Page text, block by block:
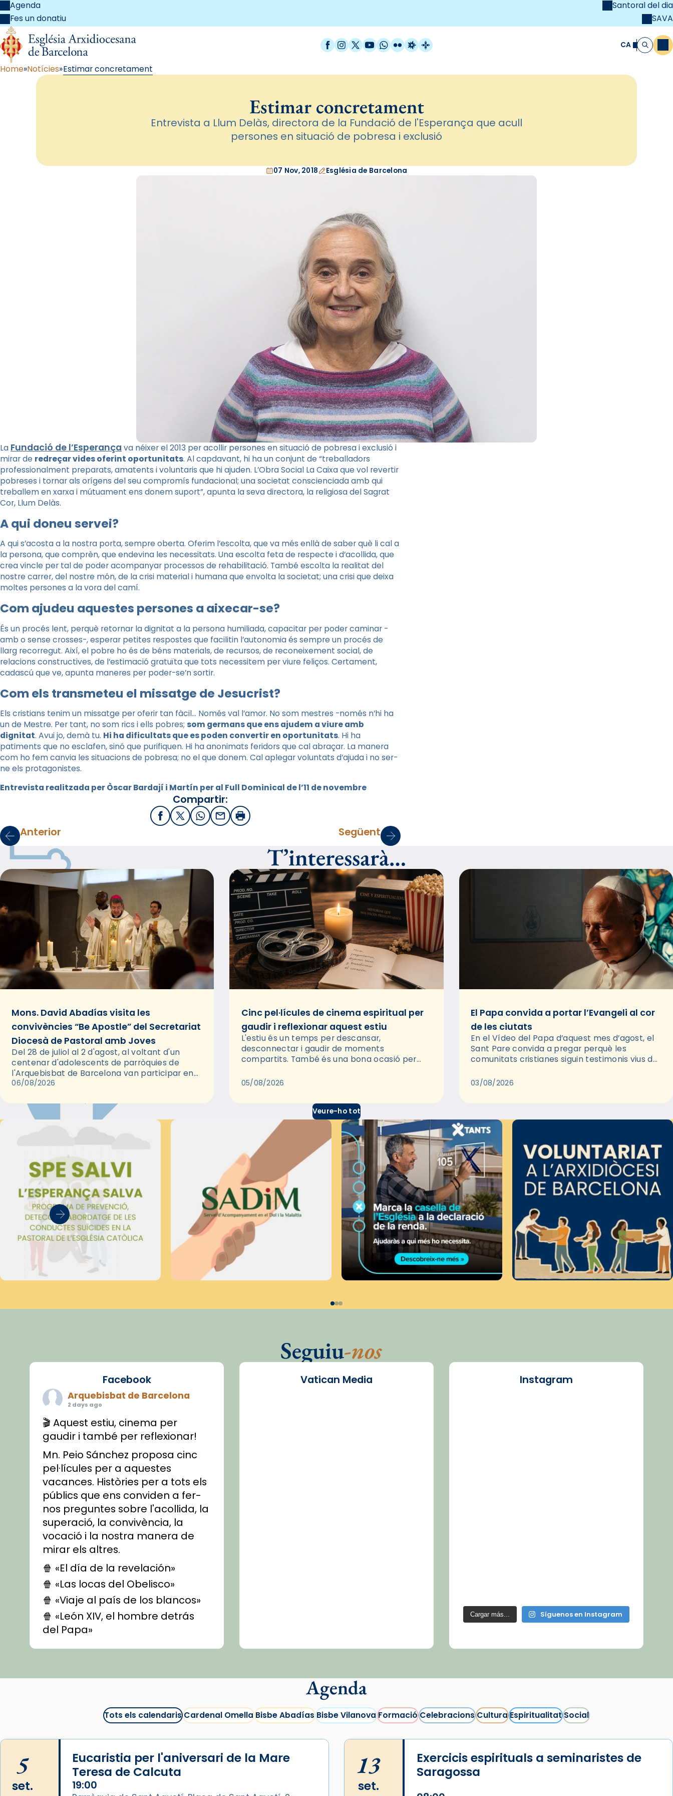
Agenda
Fes un donatiu
Santoral del dia
SAVA
Facebook
Instagram
X / Twitter
YouTube
WhatsApp
FlickrRadio Estel
Catalunya Cristiana CA Cerca
Home Notícies Estimar concretament
Estimar concretament
Entrevista a Llum Delàs, directora de la Fundació de l'Esperança que acull
persones en situació de pobresa i exclusió
07 Nov, 2018 Església de Barcelona
La Fundació de l’Esperança va néixer el 2013 per acollir persones en situació de pobresa i exclusió i
mirar de redreçar vides oferint oportunitats. Al capdavant, hi ha un conjunt de “treballadors
professionalment preparats, amatents i voluntaris que hi ajuden. L’Obra Social La Caixa que vol revertir
pobreses i tornar als orígens del seu compromís fundacional; una societat conscienciada amb qui
treballem en xarxa i mútuament ens donem suport”, apunta la seva directora, la religiosa del Sagrat
Cor, Llum Delàs.
A qui doneu servei?
A qui s’acosta a la nostra porta, sempre oberta. Oferim l’escolta, que va més enllà de saber què li cal a
la persona, que comprèn, que endevina les necessitats. Una escolta feta de respecte i d’acollida, que
crea vincle per tal de poder acompanyar processos de rehabilitació. També escolta la realitat del
nostre carrer, del nostre món, de la crisi material i humana que envolta la societat; una crisi que deixa
moltes persones a la vora del camí.
Com ajudeu aquestes persones a aixecar-se?
És un procés lent, perquè retornar la dignitat a la persona humiliada, capacitar per poder caminar -
amb o sense crosses-, esperar petites respostes que facilitin l’autonomia és sempre un procés de
llarg recorregut. Així, el pobre ho és de béns materials, de recursos, de reconeixement social, de
relacions constructives, de l’estimació gratuïta que tots necessitem per viure feliços. Certament,
cadascú que ve, apunta maneres per poder-se’n sortir.
Com els transmeteu el missatge de Jesucrist?
Els cristians tenim un missatge per oferir tan fàcil… Només val l’amor. No som mestres -només n’hi ha
un de Mestre. Per tant, no som rics i ells pobres; som germans que ens ajudem a viure amb
dignitat. Avui jo, demà tu. Hi ha dificultats que es poden convertir en oportunitats. Hi ha
patiments que no esclafen, sinó que purifiquen. Hi ha anonimats feridors que cal abraçar. La manera
com ho fem canvia les situacions de pobresa; no el que donem. Cal aplegar voluntats d’ajuda i no ser-
ne els protagonistes.
Entrevista realitzada per Òscar Bardají i Martín per al Full Dominical de l’11 de novembre
Compartir:
FacebookX / Twitter
WhatsApp
EmailImprimir
Anterior Següent
T’interessarà…
Mons. David Abadías visita les
convivències “Be Apostle” del Secretariat
Diocesà de Pastoral amb Joves
Del 28 de juliol al 2 d'agost, al voltant d'un
centenar d'adolescents de parròquies de
l'Arquebisbat de Barcelona van participar en
les convivències Be Apostle, organitzades pel
06/08/2026
Cinc pel·lícules de cinema espiritual per
gaudir i reflexionar aquest estiu
L'estiu és un temps per descansar,
desconnectar i gaudir de moments
compartits. També és una bona ocasió per
través del cinema, reflexionar sobre les…
05/08/2026
El Papa convida a portar l’Evangeli al cor
de les ciutats
En el Vídeo del Papa d’aquest mes d’agost, el
Sant Pare convida a pregar perquè les
comunitats cristianes siguin testimonis vius de
pregària, el…
03/08/2026
Veure-ho tot
Seguiu-nos
Facebook
Arquebisbat de Barcelona
2 days ago
🎬 Aquest estiu, cinema per
gaudir i també per reflexionar!
Mn. Peio Sánchez proposa cinc
pel·lícules per a aquestes
vacances. Històries per a tots els
públics que ens conviden a fer-
nos preguntes sobre l'acollida, la
superació, la convivència, la
vocació i la nostra manera de
mirar els altres.
🍿 «El día de la revelación»
🍿 «Las locas del Obelisco»
🍿 «Viaje al país de los blancos»
🍿 «León XIV, el hombre detrás
del Papa»
🍿 «Las ovejas detectives»
recomanacions i prepara una
#CinemaEspiritualitual
@cinemaspiritcat
Imatge: Generada amb IA
(OpenAI)
Video
View on Facebook
Vatican Media Instagram
Cargar más... Síguenos en Instagram
Agenda
Tots els calendarisCardenal OmellaBisbe AbadíasBisbe VilanovaFormacióCelebracionsCulturaEspiritualitatSocial
5
set.
Eucaristia per l'aniversari de la Mare
Teresa de Calcuta
19:00
13
set.
Exercicis espirituals a seminaristes de
Saragossa